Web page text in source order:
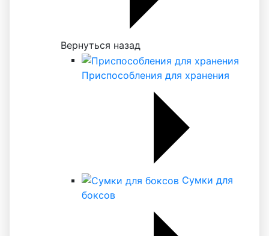
Вернуться назад
Приспособления для хранения
Сумки для
боксов